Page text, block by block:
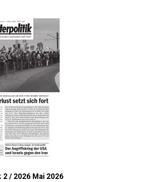
/ 2026 Mai 2026